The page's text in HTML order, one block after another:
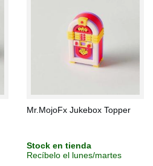
Mr.MojoFx Jukebox Topper
Stock en tienda
Recíbelo el lunes/martes